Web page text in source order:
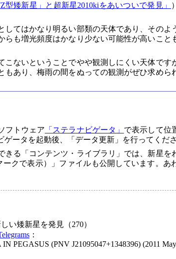
型矮新星」と超新星2010kiをあいついで発見」
してはかなり明るい部類の天体であり、そのよ
らも増光頻度はかなり少ない可能性が高いこと
こないということでやや観測しにくい天体です
もあり、梅雨の間をぬっての観測がぜひ求めら
フトウェア 「ステラナビゲータ」 で表示して位
ータを起動後、「データ更新」を行ってくださ
きる「コンテンツ・ライブラリ」では、新星を
クで表示）」ファイルも公開しています。あ
い矮新星を発見（270）
：
PEGASUS (PNV J21095047+1348396) (2011